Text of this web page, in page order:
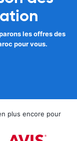
les offres des
pour vous.
plus encore pour